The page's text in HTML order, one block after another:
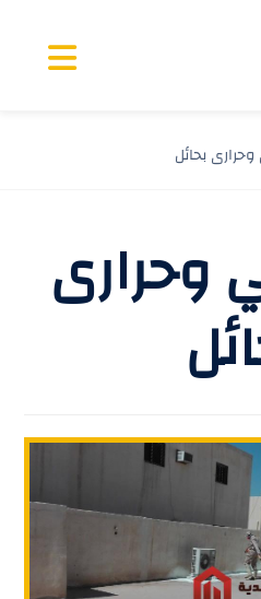
بحائل
وحرارى